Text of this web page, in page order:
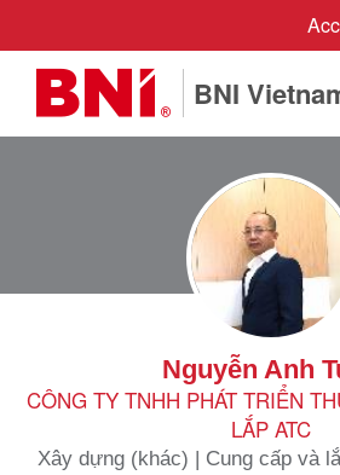
BNI
Nguyễn Anh
CÔNG TY TNHH PHÁT TRIỂN
LẮP ATC
Xây dựng (khác) | Cung cấp và